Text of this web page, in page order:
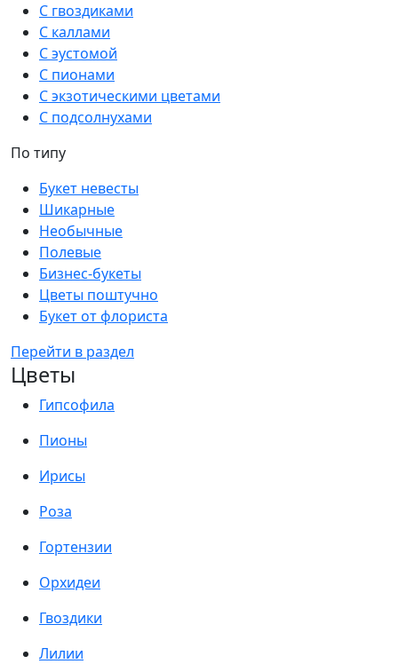
С гвоздиками
С каллами
С эустомой
С пионами
С экзотическими цветами
С подсолнухами
По типу
Букет невесты
Шикарные
Необычные
Полевые
Бизнес-букеты
Цветы поштучно
Букет от флориста
Перейти в раздел
Цветы
Гипсофила
Пионы
Ирисы
Роза
Гортензии
Орхидеи
Гвоздики
Лилии